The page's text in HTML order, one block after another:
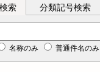
索 分類記号検索
名称のみ 普通件名のみ